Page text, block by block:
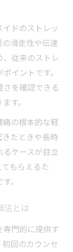
ドのストレッ
滑走性や伝達
従来のストレ
イントです。
を確認できる
す。
の根本的な軽
たときや長時
ケースが目立
もらえるた
。
法とは
門的に提供す
回のカウンセ